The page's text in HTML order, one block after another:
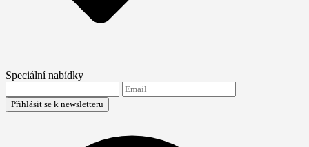
Speciální nabídky
Přihlásit se k newsletteru